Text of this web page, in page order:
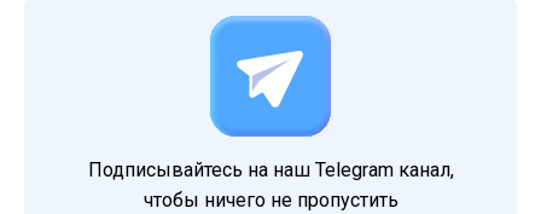
Подписывайтесь на наш Telegram канал,
чтобы ничего не пропустить